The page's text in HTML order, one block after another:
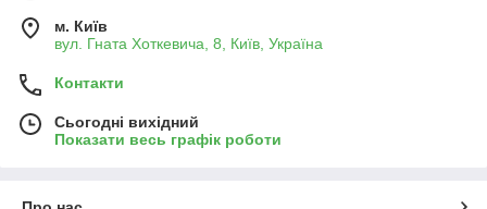
м. Київ
вул. Гната Хоткевича, 8, Київ, Україна
Контакти
Сьогодні вихідний
Показати весь графік роботи